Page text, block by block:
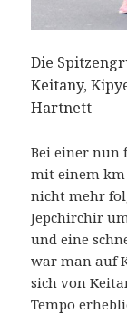
Die
Keitany,
Hartnett
Bei einer nun
mit einem
nicht mehr
Jepchirchir
und eine
war man auf
sich von
Tempo